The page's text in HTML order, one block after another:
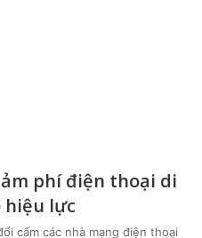
phí điện thoại di
hiệu lực
cấm các nhà mạng điện thoại